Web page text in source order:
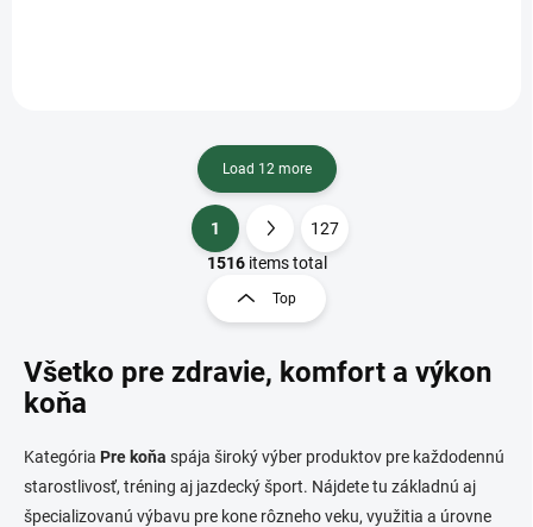
L
i
i
g
t
r
o
Load 12 more
P
a
g
i
a
o
n
1
127
1516items total
Top
Všetko pre zdravie, komfort a výkon
koňa
Kategória Pre koňa spája široký výber produktov pre každodennú
starostlivosť, tréning aj jazdecký šport. Nájdete tu základnú aj
špecializovanú výbavu pre kone rôzneho veku, využitia a úrovne